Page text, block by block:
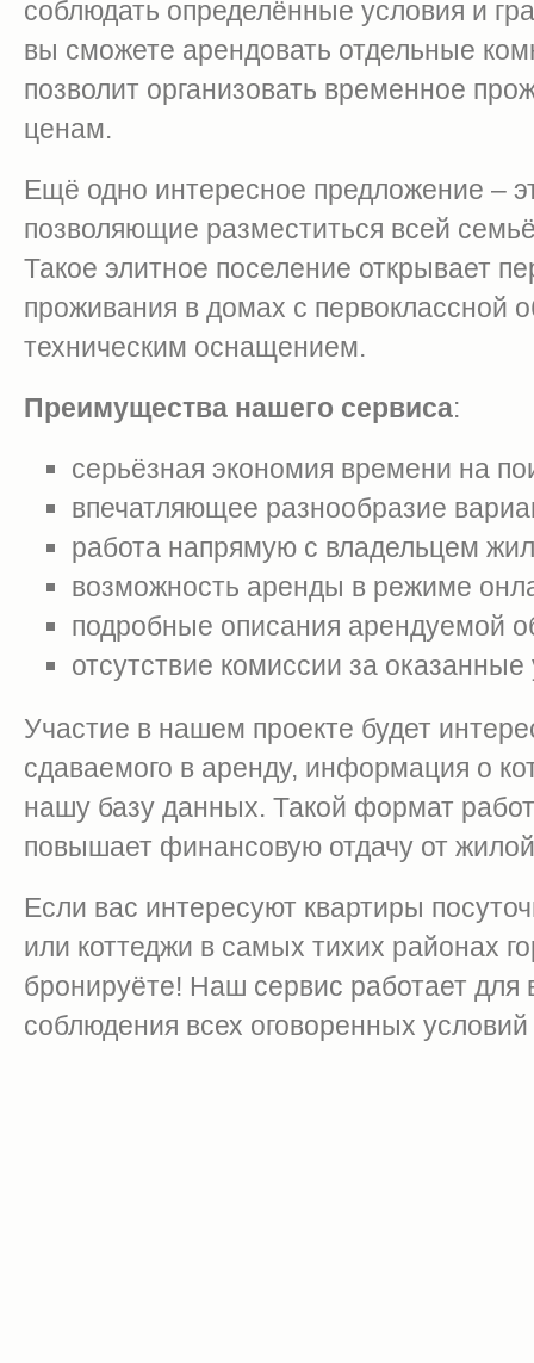
соблюдать определённые условия и
вы сможете арендовать отдельные
позволит организовать временное
ценам.
Ещё одно интересное предложение –
позволяющие разместиться всей
Такое элитное поселение открывает
проживания в домах с первоклассной
техническим оснащением.
Преимущества нашего сервиса:
серьёзная экономия времени на
впечатляющее разнообразие
работа напрямую с владельцем
возможность аренды в режиме
подробные описания арендуемой
отсутствие комиссии за оказанные
Участие в нашем проекте будет
сдаваемого в аренду, информация о
нашу базу данных. Такой формат
повышает финансовую отдачу от
Если вас интересуют квартиры
или коттеджи в самых тихих районах
бронируёте! Наш сервис работает для
соблюдения всех оговоренных